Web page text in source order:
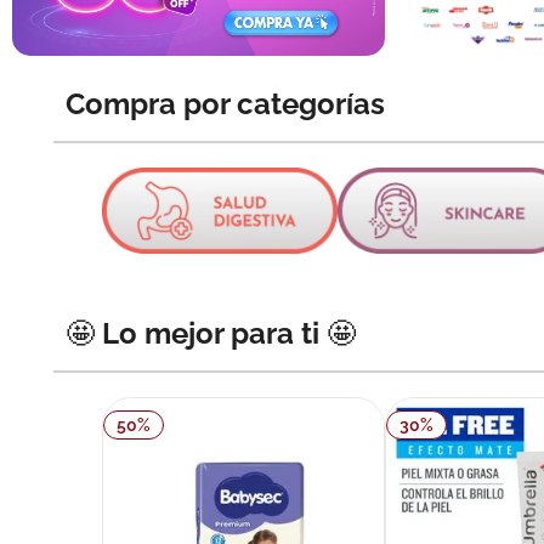
Compra por categorías
🤩 Lo mejor para ti 🤩
50% 30%
10.pañales